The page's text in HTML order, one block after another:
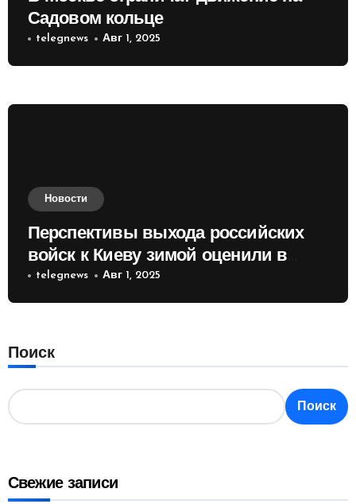
Садовом кольце
telegnews Авг 1, 2025
Новости
Перспективы выхода российских
войск к Киеву зимой оценили в
России
telegnews Авг 1, 2025
Поиск
Поиск
Свежие записи